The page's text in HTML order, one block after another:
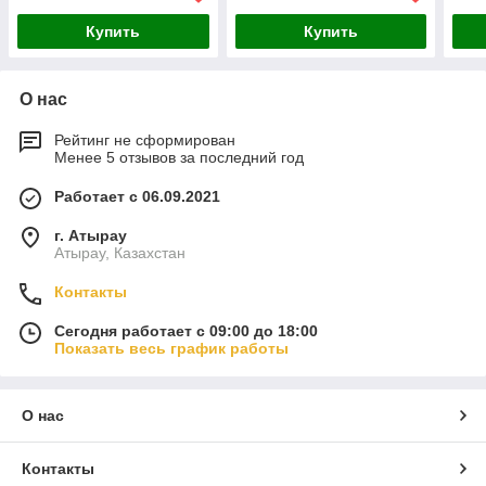
Купить Купить
О нас
Рейтинг не сформирован
Менее 5 отзывов за последний год
Работает с 06.09.2021
г. Атырау
Атырау, Казахстан
Контакты
Сегодня работает с 09:00 до 18:00
Показать весь график работы
О нас
Контакты